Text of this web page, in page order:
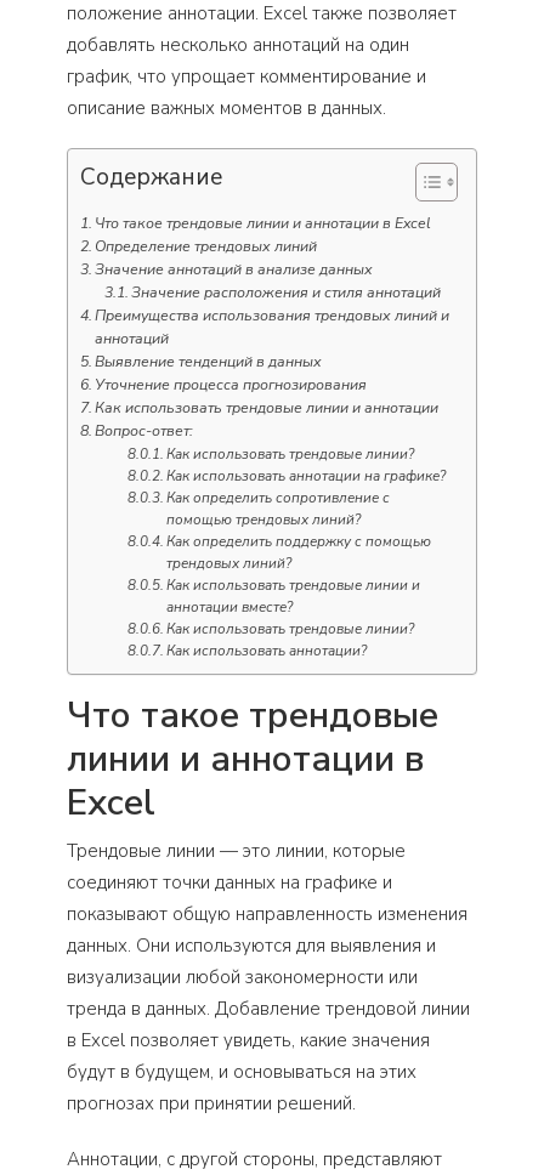
положение аннотации. Excel также позволяет
добавлять несколько аннотаций на один
график, что упрощает комментирование и
описание важных моментов в данных.
Содержание
Что такое трендовые линии и аннотации в Excel
Определение трендовых линий
Значение аннотаций в анализе данных
Значение расположения и стиля аннотаций
Преимущества использования трендовых линий и
аннотаций
Выявление тенденций в данных
Уточнение процесса прогнозирования
Как использовать трендовые линии и аннотации
Вопрос-ответ:
Как использовать трендовые линии?
Как использовать аннотации на графике?
Как определить сопротивление с
помощью трендовых линий?
Как определить поддержку с помощью
трендовых линий?
Как использовать трендовые линии и
аннотации вместе?
Как использовать трендовые линии?
Как использовать аннотации?
Что такое трендовые
линии и аннотации в
Excel
Трендовые линии — это линии, которые
соединяют точки данных на графике и
показывают общую направленность изменения
данных. Они используются для выявления и
визуализации любой закономерности или
тренда в данных. Добавление трендовой линии
в Excel позволяет увидеть, какие значения
будут в будущем, и основываться на этих
прогнозах при принятии решений.
Аннотации, с другой стороны, представляют